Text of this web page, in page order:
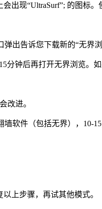
出现“UltraSurf”; 的图标。
出告诉您下载新的“无界浏
分钟后再打开无界浏览。
改进。
软件（包括无界），10-
上步骤，再试其他模式。